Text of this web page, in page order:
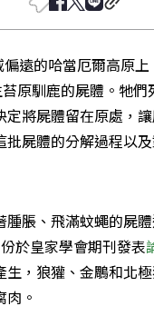
遠的哈當厄爾高原
原馴鹿的屍體。牠們
將屍體留在原處，
批屍體的分解過程以
腫脹、飛滿蚊蠅的屍
於皇家學會期刊發表
生，狼獾、金鵰和北
。